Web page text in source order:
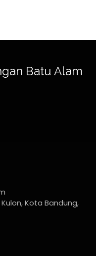
Batu Alam
Kota Bandung,